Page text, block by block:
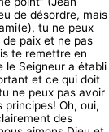
de désordre, mais
tu ne peux
paix et ne pas
te remettre en
le Seigneur a établi
et ce qui doit
ne peux pas avoir
principes! Oh, oui,
des